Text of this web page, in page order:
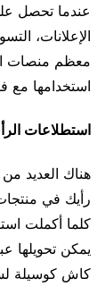
عندما تحصل
الإعلانات،
معظم منصات
استخدامها مع
استطلاعات
هناك العديد
رأيك في
كلما أكملت
كاش كوسيلة